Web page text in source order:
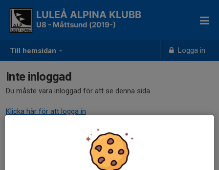
Till hemsidan Logga in
LULEÅ ALPINA KLUBB
U8 - Måttsund (2019-)
Inte inloggad
Du måste vara inloggad för att se denna sida.
Klicka här för att logga in